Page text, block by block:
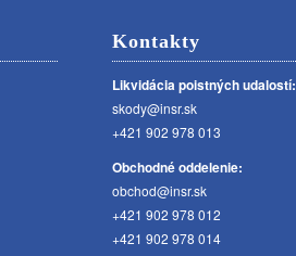
Kontakty
Likvidácia poistných udalostí:
skody@insr.sk
+421 902 978 013
Obchodné oddelenie:
obchod@insr.sk
+421 902 978 012
+421 902 978 014